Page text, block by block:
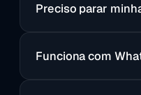
Preciso parar
Funciona com